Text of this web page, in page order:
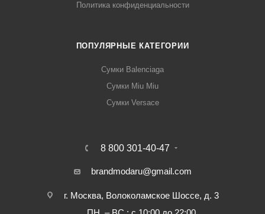
Политика конфиденциальности
ПОПУЛЯРНЫЕ КАТЕГОРИИ
Сумки Balenciaga
Сумки Miu Miu
Сумки Versace
8 800 301-40-47
brandmodaru@gmail.com
г. Москва, Волоколамское Шоссе, д. 3